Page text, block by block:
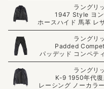
ラングリ
1947 Style ヨン
ホースハイド 馬革 レ
ラングリ
Padded
パッデッド コンペテ
ラングリ
K-9 1950年代復
レーシング ノーカラ